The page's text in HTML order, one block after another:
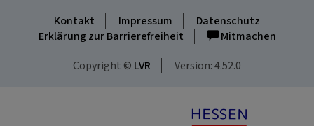
Kontakt Impressum
Datenschutz
Erklärung zur Barrierefreiheit
Mitmachen
Copyright © LVR Version: 4.52.0